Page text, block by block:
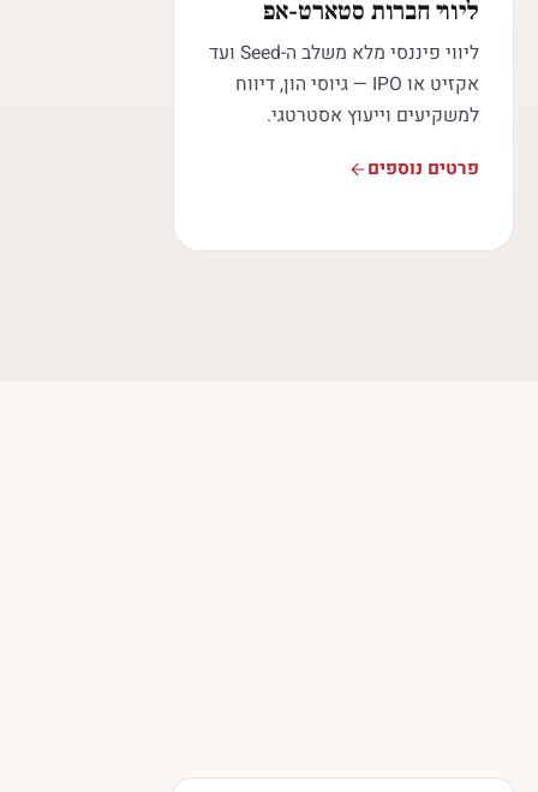
ליווי חברות סטארט-אפ
ליווי פיננסי מלא משלב ה-Seed ועד
אקזיט או IPO — גיוסי הון, דיווח
למשקיעים וייעוץ אסטרטגי.
פרטים נוספים